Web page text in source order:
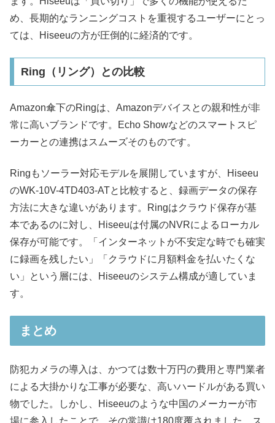
め、長期的なランニングコストを重視するユーザーにとっ
ては、Hiseeuの方が圧倒的に経済的です。
Ring（リング）との比較
Amazon傘下のRingは、Amazonデバイスとの親和性が非
常に高いブランドです。Echo Showなどのスマートスピ
ーカーとの連携はスムーズそのものです。
Ringもソーラー対応モデルを展開していますが、Hiseeu
のWK-10V-4TD403-ATと比較すると、録画データの保存
方法に大きな違いがあります。Ringはクラウド保存が基
本であるのに対し、Hiseeuは付属のNVRによるローカル
保存が可能です。「インターネットが不安定な時でも確実
に録画を残したい」「クラウドに月額料金を払いたくな
い」という層には、Hiseeuのシステム構成が適していま
す。
まとめ
防犯カメラの導入は、かつては数十万円の費用と専門業者
による大掛かりな工事が必要な、高いハードルがある買い
物でした。しかし、Hiseeuのような中国のメーカーが市